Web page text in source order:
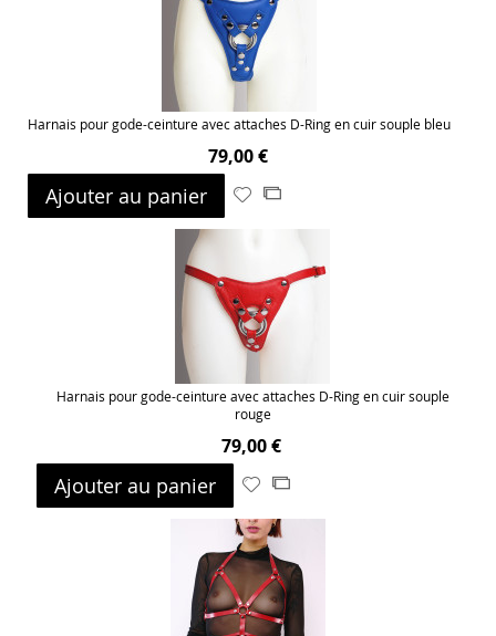
d’envie
Harnais pour gode-ceinture avec attaches D-Ring en cuir souple bleu
79,00 €
Ajouter au panier
Ajouter
d’envie
Ajouter
Harnais pour gode-ceinture avec attaches D-Ring en cuir souple
rouge
79,00 €
Ajouter au panier
Ajouter
ma
liste
d’envie
Ajouter